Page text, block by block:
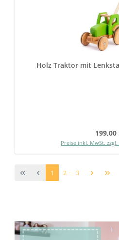
Holz Traktor mit
199,00
Preise inkl. MwSt.
Seite
1 Seite
2 Seite
3